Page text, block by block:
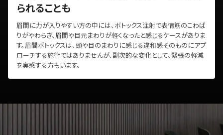
られることも
眉間に力が入りやすい方の中には、ボトックス注射で表情筋のこわば
りがやわらぎ、眉間や目元まわりが軽くなったと感じるケースがありま
す。眉間ボトックスは、頭や目のまわりに感じる違和感そのものにアプ
ローチする施術ではありませんが、副次的な変化として、緊張の軽減
を実感する方もいます。